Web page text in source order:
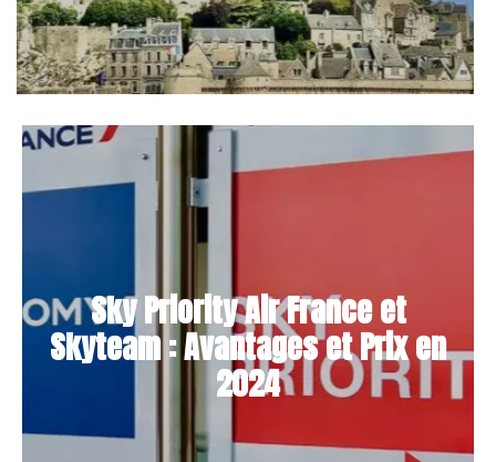
Sky Priority Air France et
Skyteam : Avantages et Prix en
2024